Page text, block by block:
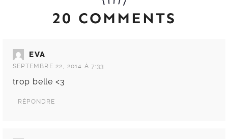
20 COMMENTS
EVA
SEPTEMBRE 22, 2014 À 7:33
trop belle <3
RÉPONDRE